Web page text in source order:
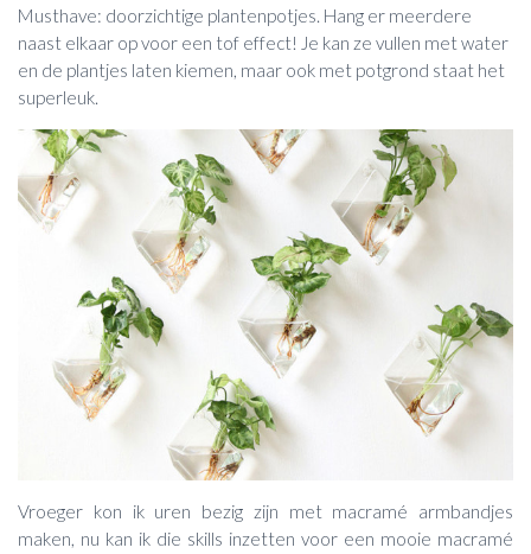
Musthave: doorzichtige plantenpotjes. Hang er meerdere
naast elkaar op voor een tof effect! Je kan ze vullen met water
en de plantjes laten kiemen, maar ook met potgrond staat het
superleuk.
Vroeger kon ik uren bezig zijn met macramé armbandjes
maken, nu kan ik die skills inzetten voor een mooie macramé